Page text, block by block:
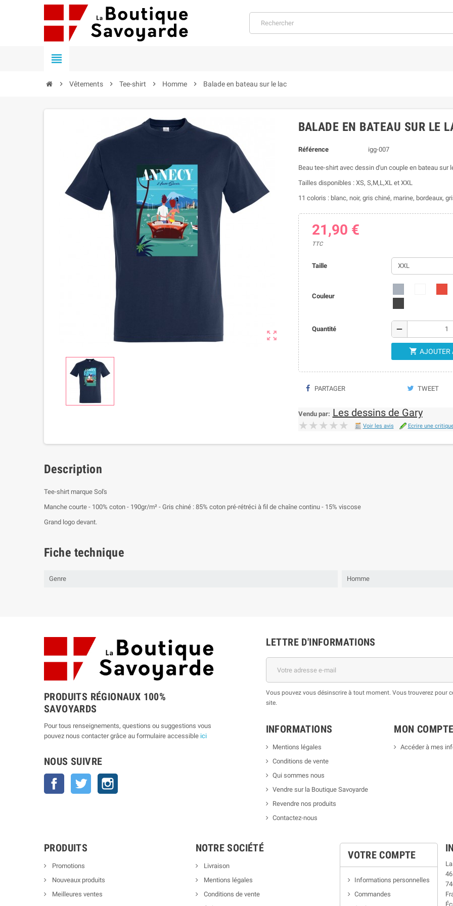

 Vêtements  Tee-shirt  Homme  Balade en bateau sur le lac

BALADE EN BATEAU SUR LE
Référence igg-007
Beau tee-shirt avec dessin d'un couple en bateau sur
Tailles disponibles : XS, S,M,L,XL et XXL
11 coloris : blanc, noir, gris chiné, marine, bordeaux,
21,90 €
TTC
Taille
Couleur
Quantité remove
 AJOUTER
PARTAGER TWEET
Vendu par: Les dessins de Gary
★★★★★
★★★★★ Voir les avis Ecrire une
Description
Tee-shirt marque Sol's
Manche courte - 100% coton - 190gr/m² - Gris chiné : 85% coton pré-rétréci à fil de chaîne continu - 15% viscose
Grand logo devant.
Fiche technique
Genre Homme
PRODUITS RÉGIONAUX 100%
SAVOYARDS
Pour tous renseignements, questions ou suggestions vous
pouvez nous contacter grâce au formulaire accessible ici
NOUS SUIVRE
Facebook Twitter
LETTRE D'INFORMATIONS
Vous pouvez vous désinscrire à tout moment. Vous trouverez
site.
INFORMATIONS
Mentions légales
Conditions de vente
Qui sommes nous
Vendre sur la Boutique Savoyarde
Revendre nos produits
Contactez-nous
MON COMPTE
Accéder à mes
PRODUITS
Promotions
Nouveaux produits
Meilleures ventes
NOTRE SOCIÉTÉ
Livraison
Mentions légales
Conditions de vente
VOTRE COMPTE
Informations personnelles
Commandes